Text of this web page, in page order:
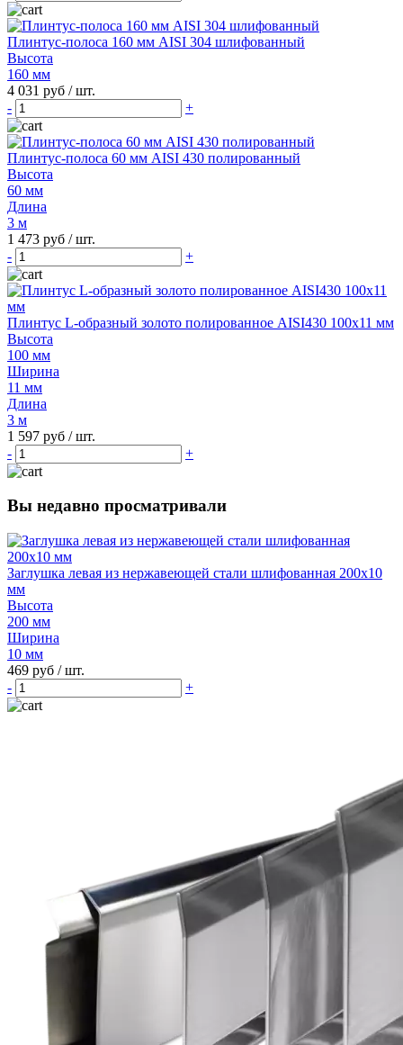
Плинтус-полоса 160 мм AISI 304 шлифованный
Высота
160 мм
4 031 руб / шт.
-
+
Плинтус-полоса 60 мм AISI 430 полированный
Высота
60 мм
Длина
3 м
1 473 руб / шт.
-
+
Плинтус L-образный золото полированное AISI430 100х11 мм
Высота
100 мм
Ширина
11 мм
Длина
3 м
1 597 руб / шт.
-
+
Вы недавно просматривали
Заглушка левая из нержавеющей стали шлифованная 200х10
мм
Высота
200 мм
Ширина
10 мм
469 руб / шт.
-
+